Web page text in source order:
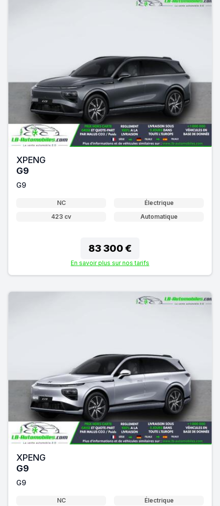
XPENG
G9
G9
NC
Électrique
423 cv
Automatique
83 300 €
En savoir plus sur nos tarifs
XPENG
G9
G9
NC
Électrique